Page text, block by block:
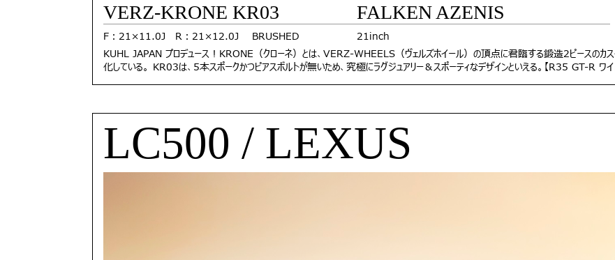
VERZ-KRONE KR03
F：21×11.0J R：21×12.0J BRUSHED
FALKEN AZENIS
21inch
KUHL JAPAN プロデュース！KRONE（クローネ）とは、VERZ-WHEELS（ヴェルズホイール）の頂点に君臨する鍛造2ピースのカスタ
化している。 KR03は、5本スポークかつピアスボルトが無いため、究極にラグジュアリー＆スポーティなデザインといえる。【R35 GT-R ワイ
LC500 / LEXUS